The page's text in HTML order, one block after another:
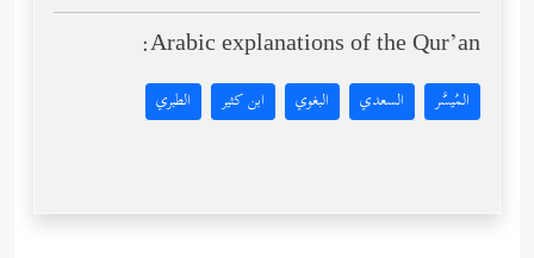
Arabic explanations of the Qur’an:
المُيسَّر السعدي البغوي ابن كثير الطبري